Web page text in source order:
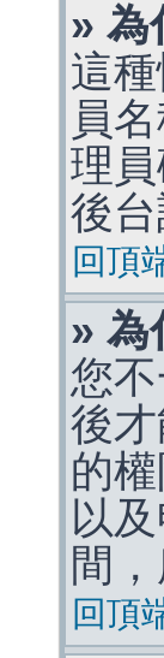
» 為
這
員
理
後
回頂
» 為
您
後
的
以
間
回頂